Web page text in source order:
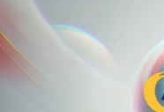
Politika